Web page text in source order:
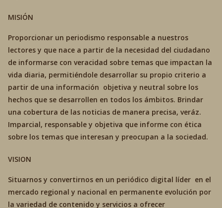
MISIÓN
Proporcionar un periodismo responsable a nuestros
lectores y que nace a partir de la necesidad del ciudadano
de informarse con veracidad sobre temas que impactan la
vida diaria, permitiéndole desarrollar su propio criterio a
partir de una información objetiva y neutral sobre los
hechos que se desarrollen en todos los ámbitos. Brindar
una cobertura de las noticias de manera precisa, veráz.
Imparcial, responsable y objetiva que informe con ética
sobre los temas que interesan y preocupan a la sociedad.
VISION
Situarnos y convertirnos en un periódico digital líder en el
mercado regional y nacional en permanente evolución por
la variedad de contenido y servicios a ofrecer